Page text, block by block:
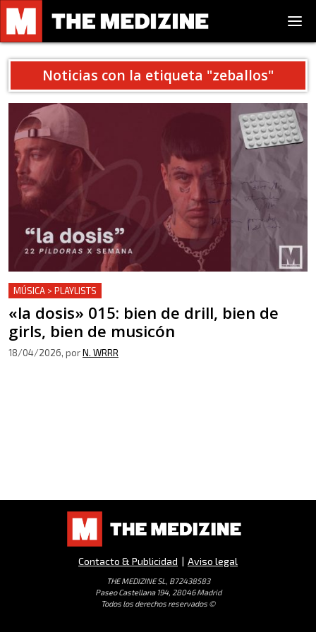
Noticias con la etiqueta "zeballos"
MÚSICA > PLAYLISTS
«la dosis» 015: bien de drill, bien de
girls, bien de musicón
18/04/2026, porN. WRRR
Contacto & Publicidad | Aviso legal
THE MEDIZINE SL, B72438583
Paseo Castellana 194, 28046 Madrid
Todos los derechos reservados ©